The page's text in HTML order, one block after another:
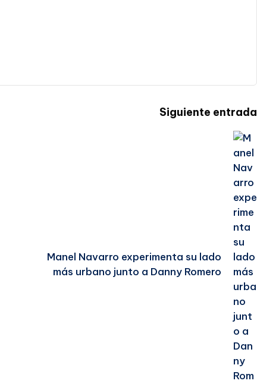
Siguiente entrada
Manel Navarro experimenta su lado
más urbano junto a Danny Romero